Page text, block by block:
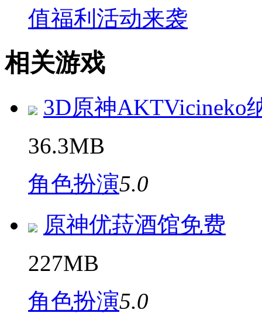
值福利活动来袭
相关游戏
3D原神AKTVicineko
36.3MB
角色扮演5.0
原神优菈酒馆免费
227MB
角色扮演5.0